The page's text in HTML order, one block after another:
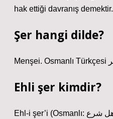
hak ettiği davranış demektir.
Şer hangi dilde?
Ehli şer kimdir?
Ehl-i şer’i (Osmanlı: أهل شرع); Osmanlılarda yönetici